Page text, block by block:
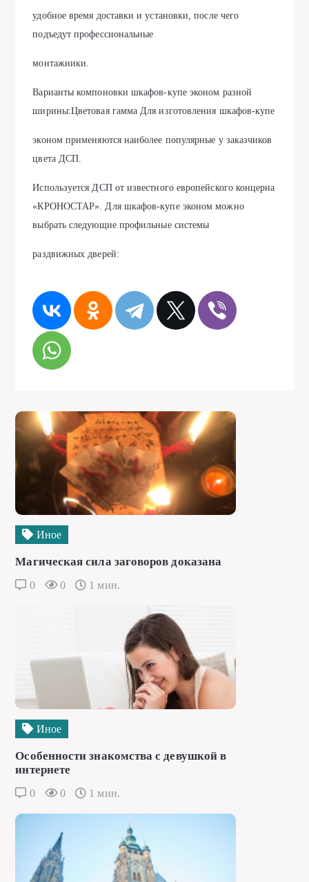
удобное время доставки и установки, после чего
подъедут профессиональные
монтажники.
Варианты компоновки шкафов-купе эконом разной
ширины:Цветовая гамма Для изготовления шкафов-купе
эконом применяются наиболее популярные у заказчиков
цвета ДСП.
Используется ДСП от известного европейского концерна
«КРОНОСТАР». Для шкафов-купе эконом можно
выбрать следующие профильные системы
раздвижных дверей:
Иное
Магическая сила заговоров доказана
0 0 1 мин.
Иное
Особенности знакомства с девушкой в
интернете
0 0 1 мин.